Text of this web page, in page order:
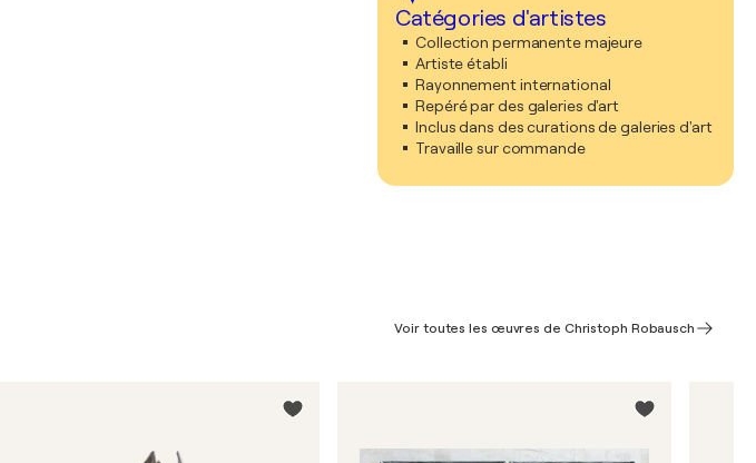
Catégories d'artistes
Collection permanente majeure
Artiste établi
Rayonnement international
Repéré par des galeries d'art
Inclus dans des curations de galeries d'art
Travaille sur commande
Voir toutes les œuvres de Christoph Robausch